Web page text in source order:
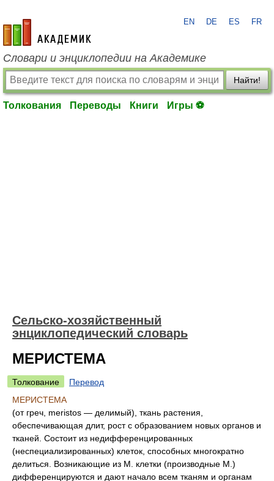
academic.ru
EN DE ES FR
Словари и энциклопедии на Академике
Найти!
Толкования Переводы Книги Игры ⚽
Сельско-хозяйственный
энциклопедический словарь
МЕРИСТЕМА
Толкование
Перевод
МЕРИСТЕМА
(от греч, meristos — делимый), ткань растения,
обеспечивающая длит, рост с образованием новых органов и
тканей. Состоит из недифференцированных
(неспециализированных) клеток, способных многократно
делиться. Возникающие из М. клетки (производные М.)
дифференцируются и дают начало всем тканям и органам